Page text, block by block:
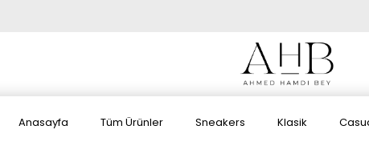
Anasayfa Tüm Ürünler Sneakers Klasik